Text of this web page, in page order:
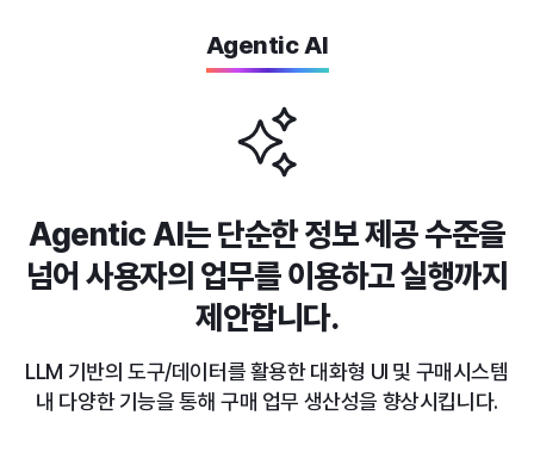
Agentic AI
Agentic AI는 단순한 정보 제공 수준을
넘어사용자의 업무를 이용하고 실행까지
제안합니다.
LLM 기반의 도구/데이터를 활용한 대화형 UI 및 구매시스템
내 다양한 기능을 통해 구매 업무 생산성을 향상시킵니다.